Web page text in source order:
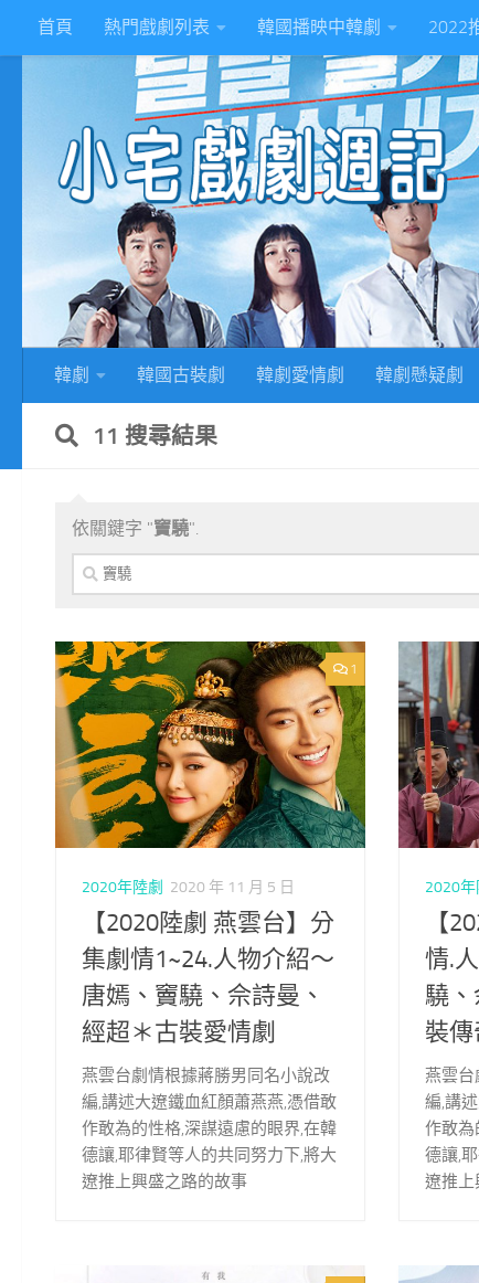
Skip to content
首頁 熱門戲劇列表 韓國播映中韓劇 2022
韓劇 韓國古裝劇 韓劇愛情劇 韓劇懸疑劇
11 搜尋結果
依關鍵字 "竇驍".
搜
尋
鍵
字:
1
2020年陸劇 2020 年 11 月 5 日
【2020陸劇 燕雲台】分
集劇情1~24.人物介紹～
唐嫣、竇驍、佘詩曼、
經超＊古裝愛情劇
燕雲台劇情根據蔣勝男同名小說改
編,講述大遼鐵血紅顏蕭燕燕,憑借敢
作敢為的性格,深謀遠慮的眼界,在韓
德讓,耶律賢等人的共同努力下,將大
遼推上興盛之路的故事
2020年
【
情.
驍
裝傳
燕雲台
編,講
作敢為
德讓,
遼推上